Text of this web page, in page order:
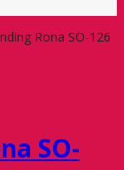
Rona SO-126
SO-